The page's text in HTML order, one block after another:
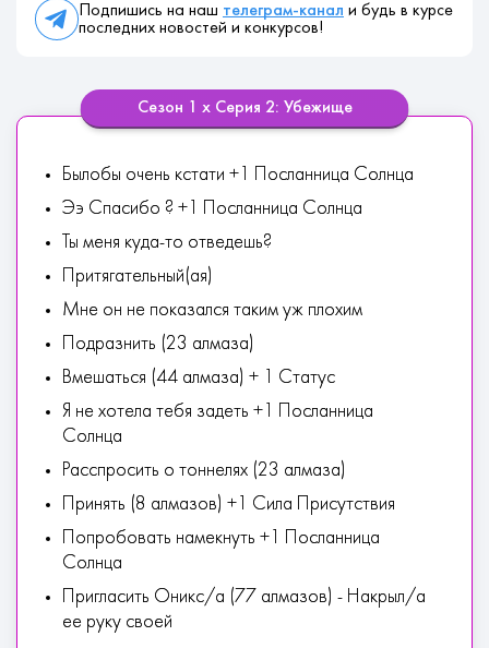
Подпишись на наш телеграм-канал и будь в курсе
последних новостей и конкурсов!
Сезон 1 х Серия 2: Убежище
Былобы очень кстати +1 Посланница Солнца
Ээ Спасибо ? +1 Посланница Солнца
Ты меня куда-то отведешь?
Притягательный(ая)
Мне он не показался таким уж плохим
Подразнить (23 алмаза)
Вмешаться (44 алмаза) + 1 Статус
Я не хотела тебя задеть +1 Посланница
Солнца
Расспросить о тоннелях (23 алмаза)
Принять (8 алмазов) +1 Сила Присутствия
Попробовать намекнуть +1 Посланница
Солнца
Пригласить Оникс/а (77 алмазов) - Накрыл/а
ее руку своей